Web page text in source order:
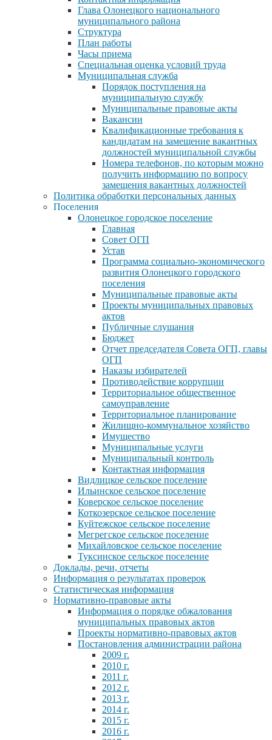
Глава Олонецкого национального
муниципального района
Структура
План работы
Часы приема
Специальная оценка условий труда
Муниципальная служба
Порядок поступления на
муниципальную службу
Муниципальные правовые акты
Вакансии
Квалификационные требования к
кандидатам на замещение вакантных
должностей муниципальной службы
Номера телефонов, по которым можно
получить информацию по вопросу
замещения вакантных должностей
Политика обработки персональных данных
Поселения
Олонецкое городское поселение
Главная
Совет ОГП
Устав
Программа социально-экономического
развития Олонецкого городского
поселения
Муниципальные правовые акты
Проекты муниципальных правовых
актов
Публичные слушания
Бюджет
Отчет председателя Совета ОГП, главы
ОГП
Наказы избирателей
Противодействие коррупции
Территориальное общественное
самоуправление
Территориальное планирование
Жилищно-коммунальное хозяйство
Имущество
Муниципальные услуги
Муниципальный контроль
Контактная информация
Видлицкое сельское поселение
Ильинское сельское поселение
Коверское сельское поселение
Коткозерское сельское поселение
Куйтежское сельское поселение
Мегрегское сельское поселение
Михайловское сельское поселение
Туксинское сельское поселение
Доклады, речи, отчеты
Информация о результатах проверок
Статистическая информация
Нормативно-правовые акты
Информация о порядке обжалования
муниципальных правовых актов
Проекты нормативно-правовых актов
Постановления администрации района
2009 г.
2010 г.
2011 г.
2012 г.
2013 г.
2014 г.
2015 г.
2016 г.